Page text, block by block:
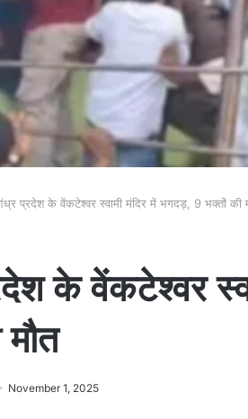
प्रदेश के वेंकटेश्वर स्वामी मंदिर में भगदड़, 9 भक्तों की
के वेंकटेश्वर
November 1, 2025